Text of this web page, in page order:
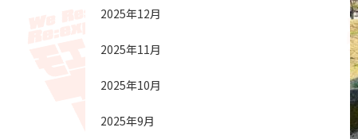
2025年12月
2025年11月
2025年10月
2025年9月